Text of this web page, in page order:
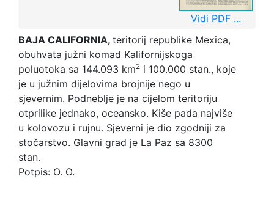
Vidi PDF ...
BAJA CALIFORNIA, teritorij republike Mexica,
obuhvata južni komad Kalifornijskoga
poluotoka sa 144.093 km2 i 100.000 stan., koje
je u južnim dijelovima brojnije nego u
sjevernim. Podneblje je na cijelom teritoriju
otprilike jednako, oceansko. Kiše pada najviše
u kolovozu i rujnu. Sjeverni je dio zgodniji za
stočarstvo. Glavni grad je La Paz sa 8300
stan.
Potpis: O. O.